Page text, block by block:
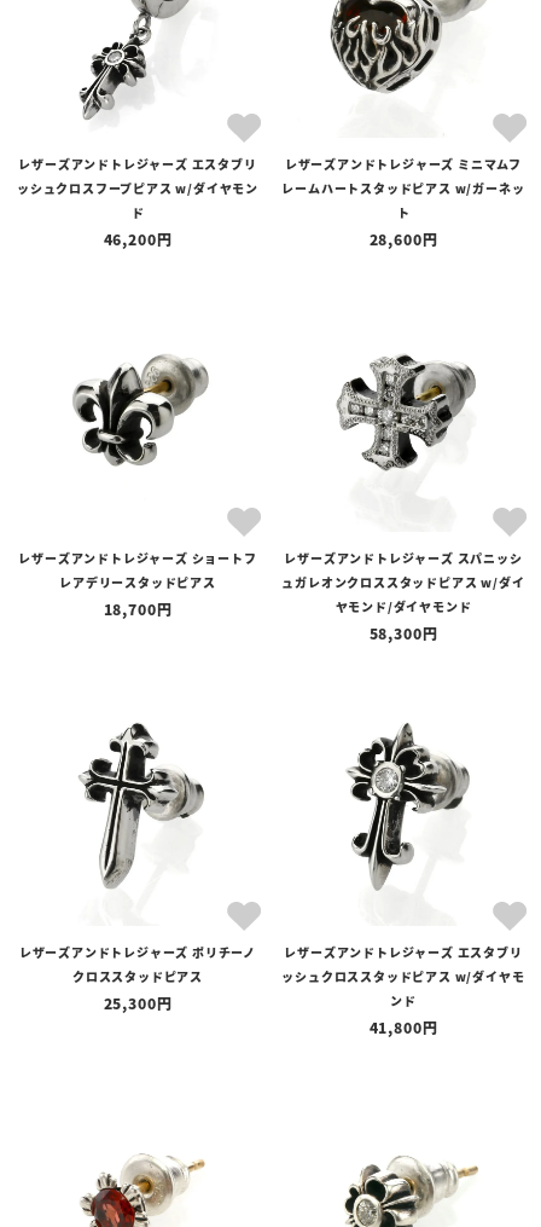
レザーズアンドトレジャーズ エスタブリ
ッシュクロスフープピアス w/ダイヤモン
ド
46,200
レザーズアンドトレジャーズ ミニマムフ
レームハートスタッドピアス w/ガーネッ
ト
28,600
レザーズアンドトレジャーズ ショートフ
レアデリースタッドピアス
18,700
レザーズアンドトレジャーズ スパニッシ
ュガレオンクロススタッドピアス w/ダイ
ヤモンド/ダイヤモンド
58,300
レザーズアンドトレジャーズ ポリチーノ
クロススタッドピアス
25,300
レザーズアンドトレジャーズ エスタブリ
ッシュクロススタッドピアス w/ダイヤモ
ンド
41,800